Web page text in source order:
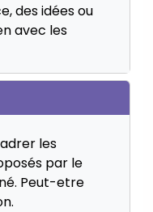
des idées ou
avec les
les
par le
Peut-etre